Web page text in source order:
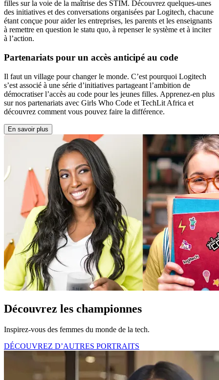
filles sur la voie de la maîtrise des STIM. Découvrez quelques-unes
des initiatives et des conversations organisées par Logitech, chacune
étant conçue pour aider les entreprises, les parents et les enseignants
à remettre en question le statu quo, à repenser le système et à inciter
à l’action.
Partenariats pour un accès anticipé au code
Il faut un village pour changer le monde. C’est pourquoi Logitech
s’est associé à une série d’initiatives partageant l’ambition de
démocratiser l’accès au code pour les jeunes filles. Apprenez-en plus
sur nos partenariats avec Girls Who Code et TechLit Africa et
découvrez comment vous pouvez faire la différence.
En savoir plus
Découvrez les championnes
Inspirez-vous des femmes du monde de la tech.
DÉCOUVREZ D’AUTRES PORTRAITS